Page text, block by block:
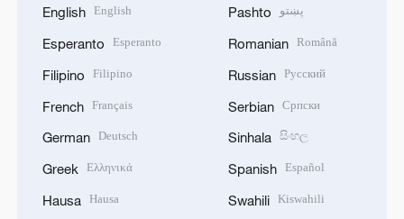
English English
Esperanto Esperanto
Filipino Filipino
French Français
German Deutsch
Greek Ελληνικά
Hausa Hausa
Pashto پښتو
Romanian Română
Russian Русский
Serbian Српски
Sinhala සිංහල
Spanish Español
Swahili Kiswahili